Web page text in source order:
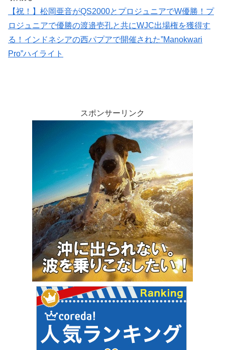
【祝！】松岡亜音がQS2000とプロジュニアでW優勝！プ
ロジュニアで優勝の渡邉壱孔と共にWJC出場権を獲得す
る！インドネシアの西パプアで開催された”Manokwari
Pro”ハイライト
スポンサーリンク